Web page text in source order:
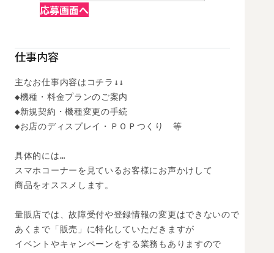
応募画面へ
仕事内容
主なお仕事内容はコチラ↓↓
◆機種・料金プランのご案内
◆新規契約・機種変更の手続
◆お店のディスプレイ・ＰＯＰつくり　等
具体的には…
スマホコーナーを見ているお客様にお声かけして
商品をオススメします。
量販店では、故障受付や登録情報の変更はできないので
あくまで「販売」に特化していただきますが
イベントやキャンペーンをする業務もありますので